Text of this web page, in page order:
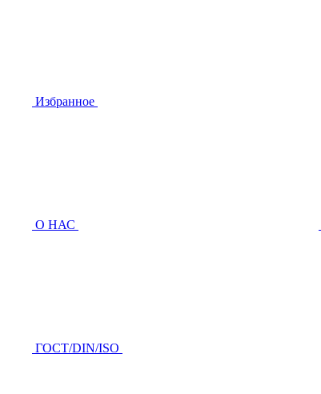
Избранное
О НАС
ГOCТ/DIN/ISO